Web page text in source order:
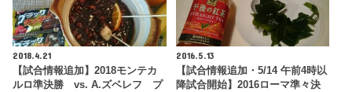
2018.4.21
【試合情報追加】2018モンテカ
ルロ準決勝 vs. A.ズベレフ プ
2016.5.13
【試合情報追加・5/14 午前4時以
降試合開始】2016ローマ準々決